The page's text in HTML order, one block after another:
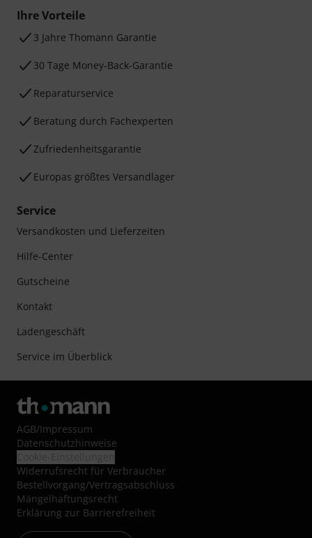
Ihre Vorteile
3 Jahre Thomann Garantie
30 Tage Money-Back-Garantie
Reparaturservice
Beratung durch Fachexperten
Zufriedenheitsgarantie
Europas größtes Versandlager
Service
Versandkosten und Lieferzeiten
Hilfe-Center
Gutscheine
Kontakt
Ladengeschäft
Service im Überblick
AGB/Impressum
Datenschutzhinweise
Widerrufsrecht für Verbraucher
Bestellvorgang/Vertragsabschluss
Mängelhaftungsrecht
Erklärung zur Barrierefreiheit